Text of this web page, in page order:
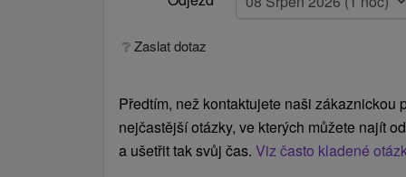
❔ Zaslat dotaz
Předtím, než kontaktujete naši zákaznickou
nejčastější otázky, ve kterých můžete najít
a ušetřit tak svůj čas. Viz často kladené